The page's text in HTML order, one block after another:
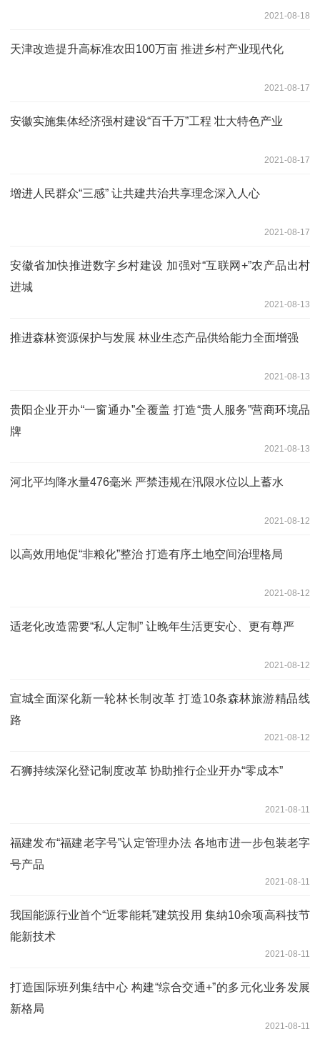
2021-08-18
天津改造提升高标准农田100万亩 推进乡村产业现代化
2021-08-17
安徽实施集体经济强村建设“百千万”工程 壮大特色产业
2021-08-17
增进人民群众“三感” 让共建共治共享理念深入人心
2021-08-17
安徽省加快推进数字乡村建设 加强对“互联网+”农产品出村
进城
2021-08-13
推进森林资源保护与发展 林业生态产品供给能力全面增强
2021-08-13
贵阳企业开办“一窗通办”全覆盖 打造“贵人服务”营商环境品
牌
2021-08-13
河北平均降水量476毫米 严禁违规在汛限水位以上蓄水
2021-08-12
以高效用地促“非粮化”整治 打造有序土地空间治理格局
2021-08-12
适老化改造需要“私人定制” 让晚年生活更安心、更有尊严
2021-08-12
宣城全面深化新一轮林长制改革 打造10条森林旅游精品线
路
2021-08-12
石狮持续深化登记制度改革 协助推行企业开办“零成本”
2021-08-11
福建发布“福建老字号”认定管理办法 各地市进一步包装老字
号产品
2021-08-11
我国能源行业首个“近零能耗”建筑投用 集纳10余项高科技节
能新技术
2021-08-11
打造国际班列集结中心 构建“综合交通+”的多元化业务发展
新格局
2021-08-11